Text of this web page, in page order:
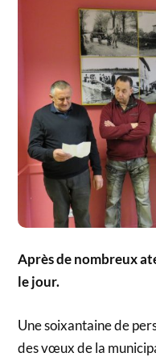
Après de nombreux
le jour.
Une soixantaine de
des vœux de la